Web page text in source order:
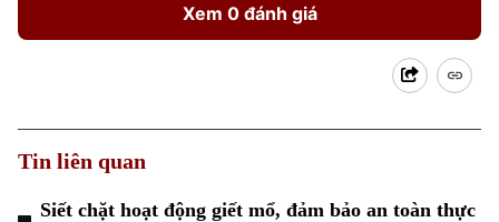
Xem 0 đánh giá
Tin liên quan
Siết chặt hoạt động giết mổ, đảm bảo an toàn thực